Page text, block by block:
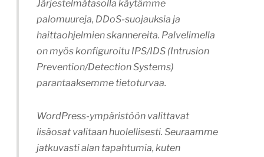
Järjestelmätasolla käytämme
palomuureja, DDoS-suojauksia ja
haittaohjelmien skannereita. Palvelimella
on myös konfiguroitu IPS/IDS (Intrusion
Prevention/Detection Systems)
parantaaksemme tietoturvaa.
WordPress-ympäristöön valittavat
lisäosat valitaan huolellisesti. Seuraamme
jatkuvasti alan tapahtumia, kuten